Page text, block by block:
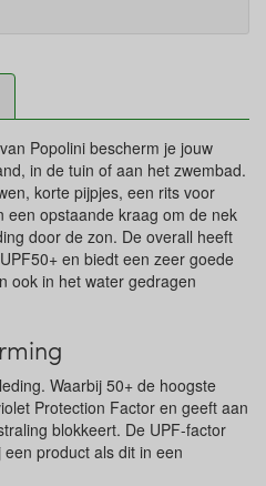
Popolini bescherm je jouw
in de tuin of aan het zwembad.
korte pijpjes, een rits voor
een opstaande kraag om de nek
door de zon. De overall heeft
en biedt een zeer goede
ook in het water gedragen
Waarbij 50+ de hoogste
Protection Factor en geeft aan
blokkeert. De UPF-factor
product als dit in een